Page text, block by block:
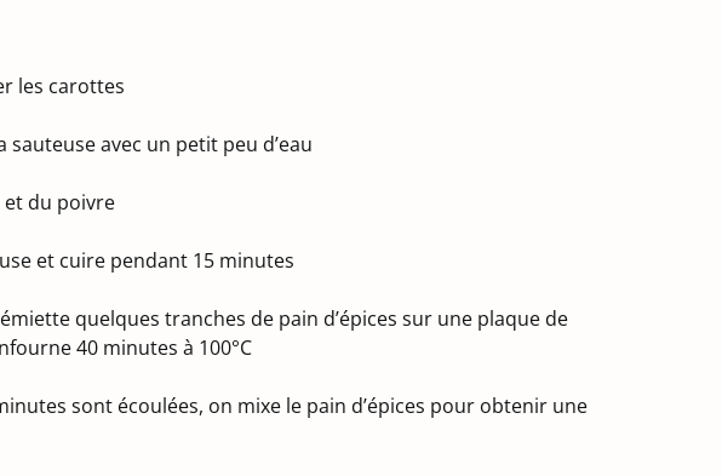
les carottes
sauteuse avec un petit peu d’eau
du poivre
et cuire pendant 15 minutes
quelques tranches de pain d’épices sur une plaque de
40 minutes à 100°C
sont écoulées, on mixe le pain d’épices pour obtenir une